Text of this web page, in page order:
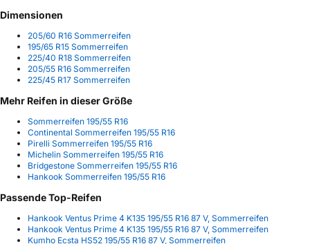
Dimensionen
205/60 R16 Sommerreifen
195/65 R15 Sommerreifen
225/40 R18 Sommerreifen
205/55 R16 Sommerreifen
225/45 R17 Sommerreifen
Mehr Reifen in dieser Größe
Sommerreifen 195/55 R16
Continental Sommerreifen 195/55 R16
Pirelli Sommerreifen 195/55 R16
Michelin Sommerreifen 195/55 R16
Bridgestone Sommerreifen 195/55 R16
Hankook Sommerreifen 195/55 R16
Passende Top-Reifen
Hankook Ventus Prime 4 K135 195/55 R16 87 V, Sommerreifen
Hankook Ventus Prime 4 K135 195/55 R16 87 V, Sommerreifen
Kumho Ecsta HS52 195/55 R16 87 V, Sommerreifen